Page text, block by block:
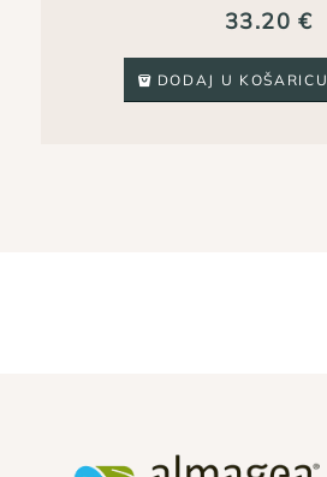
33.20€
DODAJ U KOŠARICU